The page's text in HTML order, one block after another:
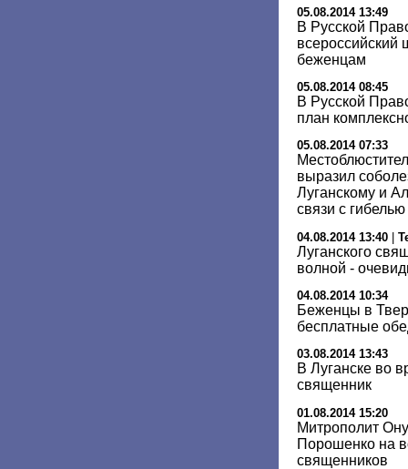
05.08.2014 13:49
В Русской
беженцам
05.08.2014 08:45
В Русской
план
05.08.2014 07:33
выразил
Луганскому и
связи с
04.08.2014 13:40 |
Луганского
волной -
04.08.2014 10:34
Беженцы в
бесплатные
03.08.2014 13:43
В Луганске во
священник
01.08.2014 15:20
Митрополит
Порошенко на
священников